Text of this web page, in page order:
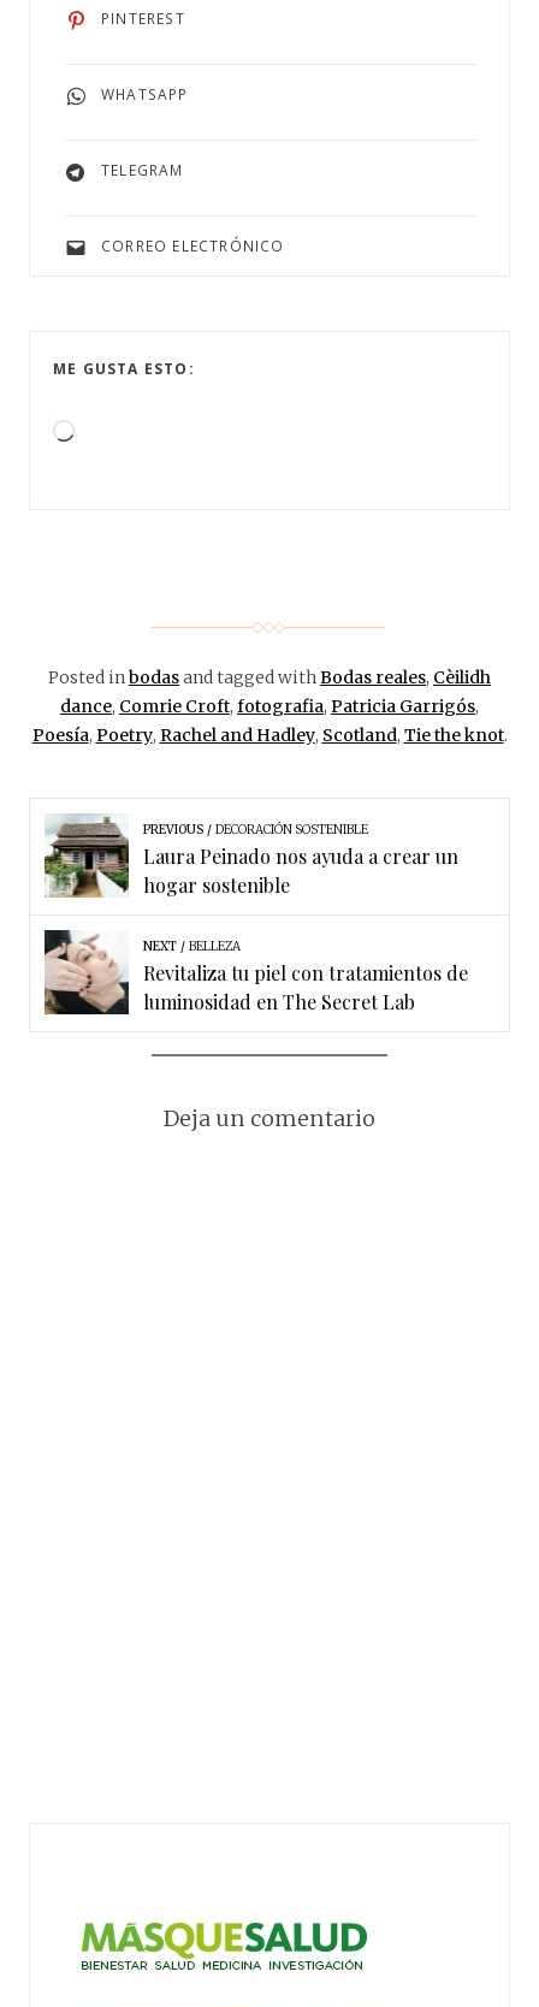
PINTEREST
WHATSAPP
TELEGRAM
CORREO ELECTRÓNICO
ME GUSTA ESTO:
Posted inbodasand tagged withBodas reales, Cèilidh
dance, Comrie Croft, fotografia, Patricia Garrigós,
Poesía, Poetry, Rachel and Hadley, Scotland, Tie the knot.
PREVIOUS DECORACIÓN SOSTENIBLE
Laura Peinado nos ayuda a crear un
hogar sostenible
NEXT BELLEZA
Revitaliza tu piel con tratamientos de
luminosidad en The Secret Lab
Deja un comentario